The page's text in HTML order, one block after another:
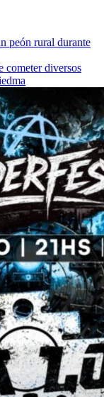
peón rural durante
cometer diversos